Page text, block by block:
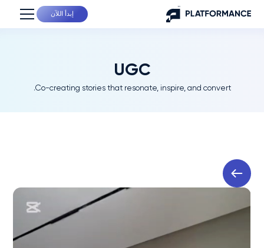
إبدأ اللآن
UGC
Co-creating stories that resonate, inspire, and convert.